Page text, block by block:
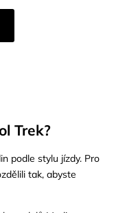
Trek?
podle stylu jízdy. Pro
tak, abyste